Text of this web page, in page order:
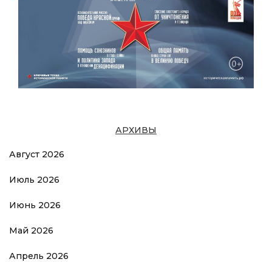
АРХИВЫ
Август 2026
Июль 2026
Июнь 2026
Май 2026
Апрель 2026